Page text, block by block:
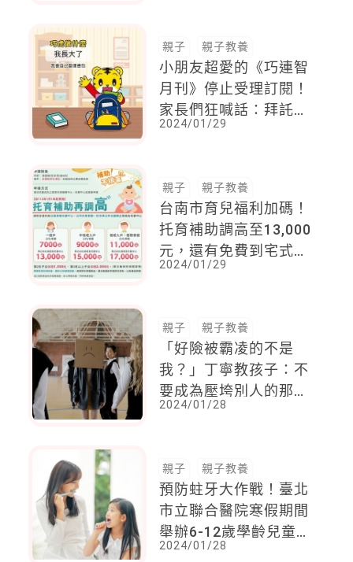
親子 親子教養
小朋友超愛的《巧連智
月刊》停止受理訂閱！
家長們狂喊話：拜託紙
本繼續阿！
2024/01/29
親子 親子教養
台南市育兒福利加碼！
托育補助調高至13,000
元，還有免費到宅式服
務！
2024/01/29
親子 親子教養
「好險被霸凌的不是
我？」丁寧教孩子：不
要成為壓垮別人的那根
稻草，而是成為拉別人
2024/01/28
親子 親子教養
預防蛀牙大作戰！臺北
市立聯合醫院寒假期間
舉辦6-12歲學齡兒童免
費塗氟服務
2024/01/28